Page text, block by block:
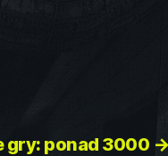
gry: ponad 3000